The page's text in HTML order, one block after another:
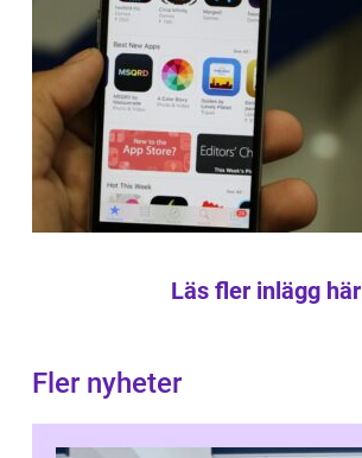
Läs fler inlägg här
Fler nyheter